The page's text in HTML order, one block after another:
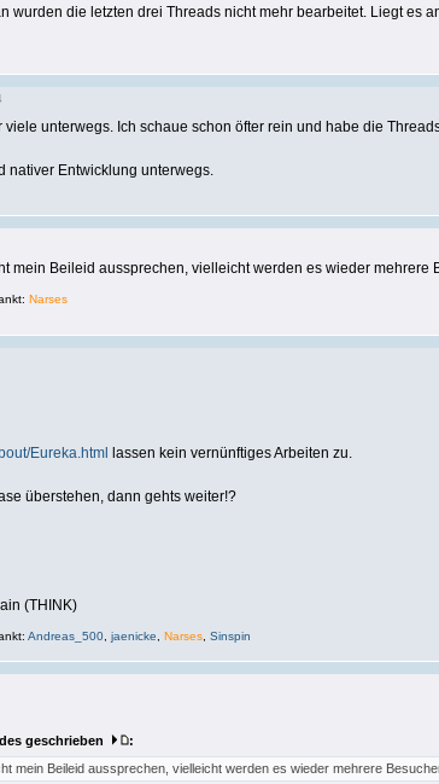
wurden die letzten drei Threads nicht mehr bearbeitet. Liegt es
viele unterwegs. Ich schaue schon öfter rein und habe die
nativer Entwicklung unterwegs.
mein Beileid aussprechen, vielleicht werden es wieder
Narses
Eureka.html lassen kein vernünftiges Arbeiten zu.
überstehen, dann gehts weiter!?
(THINK)
Andreas_500 jaenicke Narses Sinspin
geschrieben
:
mein Beileid aussprechen, vielleicht werden es wieder mehrere